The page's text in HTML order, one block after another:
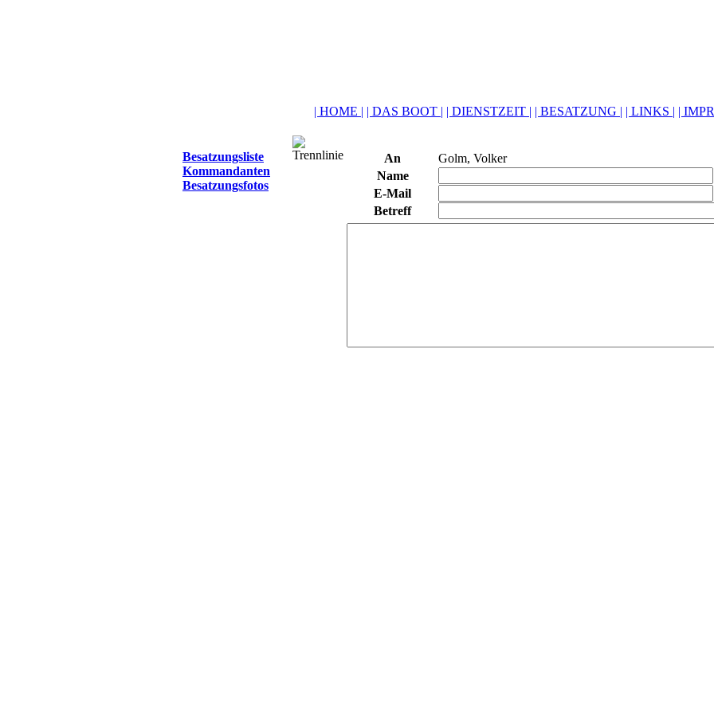
| HOME | | DAS BOOT | | DIENSTZEIT | | BESATZUNG | | LINKS | |
Besatzungsliste
Kommandanten
Besatzungsfotos
An
Golm, Volker
Name
E-Mail
Betreff